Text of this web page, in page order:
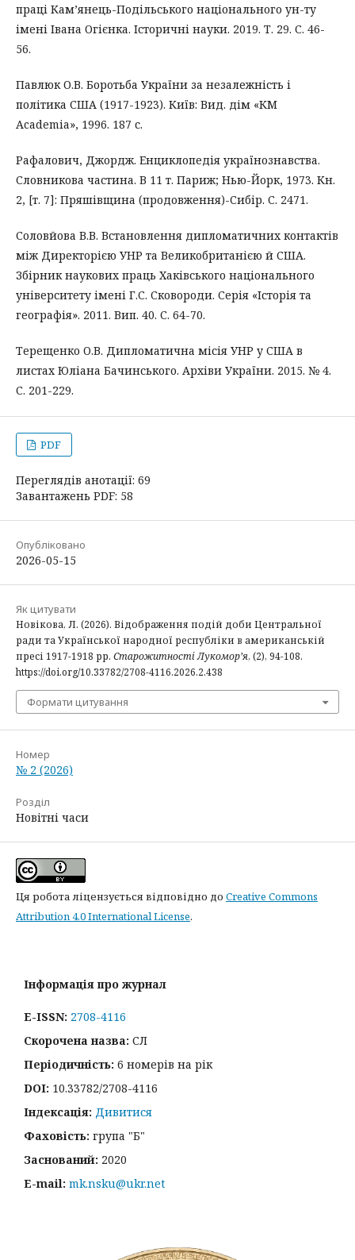
праці Кам’янець-Подільського національного ун-ту
імені Івана Огієнка. Історичні науки. 2019. Т. 29. С. 46-
56.
Павлюк О.В. Боротьба України за незалежність і
політика США (1917-1923). Київ: Вид. дім «КМ
Academia», 1996. 187 с.
Рафалович, Джордж. Енциклопедія українознавства.
Словникова частина. В 11 т. Париж; Нью-Йорк, 1973. Кн.
2, [т. 7]: Пряшівщина (продовження)-Сибір. С. 2471.
Соловйова В.В. Встановлення дипломатичних контактів
між Директорією УНР та Великобританією й США.
Збірник наукових праць Хаківського національного
університету імені Г.С. Сковороди. Серія «Історія та
географія». 2011. Вип. 40. С. 64-70.
Терещенко О.В. Дипломатична місія УНР у США в
листах Юліана Бачинського. Архіви України. 2015. № 4.
С. 201-229.
PDF
Переглядів анотації: 69
Завантажень PDF: 58
Опубліковано
2026-05-15
Як цитувати
Новікова, Л. (2026). Відображення подій доби Центральної
ради та Української народної республіки в американській
пресі 1917-1918 рр. Старожитності Лукомор’я, (2), 94-108.
https://doi.org/10.33782/2708-4116.2026.2.438
Формати цитування
Номер
№ 2 (2026)
Розділ
Новітні часи
Ця робота ліцензується відповідно до Creative Commons
Attribution 4.0 International License.
Інформація про журнал
E-ISSN: 2708-4116
Скорочена назва: СЛ
Періодичність: 6 номерів на рік
DOI: 10.33782/2708-4116
Індексація: Дивитися
Фаховість: група "Б"
Заснований: 2020
E-mail: mk.nsku@ukr.net